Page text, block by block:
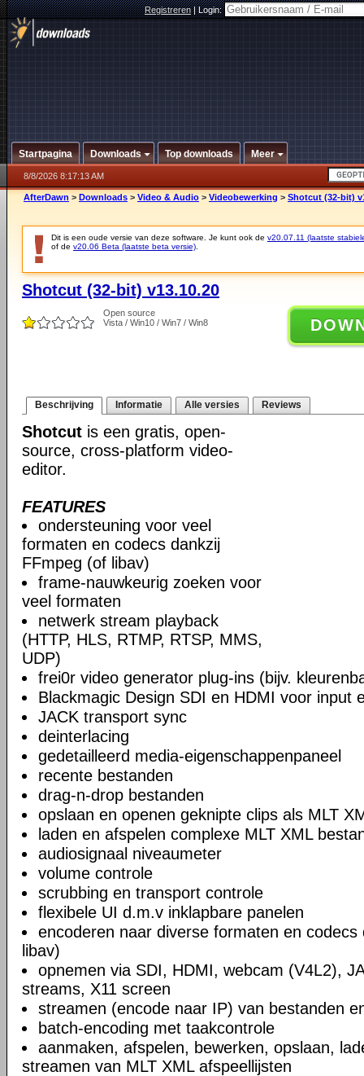
Registreren|Login:
Startpagina Downloads Top downloads Meer
8/8/2026 8:17:13 AM
AfterDawn > Downloads > Video & Audio > Videobewerking > Shotcut (32-bit)
Dit is een oude versie van deze software. Je kunt ook de v20.07.11 (laatste
of de v20.06 Beta (laatste beta versie)
Shotcut (32-bit) v13.10.20
Open source
Vista / Win10 / Win7 / Win8
Beschrijving Informatie Alle versies Reviews
Shotcut is een gratis, open-
source, cross-platform video-
editor.
FEATURES
ondersteuning voor veel
formaten en codecs dankzij
FFmpeg (of libav)
frame-nauwkeurig zoeken voor
veel formaten
netwerk stream playback
(HTTP, HLS, RTMP, RTSP, MMS,
UDP)
frei0r video generator plug-ins (bijv.
Blackmagic Design SDI en HDMI voor input
JACK transport sync
deinterlacing
gedetailleerd media-eigenschappenpaneel
recente bestanden
drag-n-drop bestanden
opslaan en openen geknipte clips als MLT
laden en afspelen complexe MLT XML
audiosignaal niveaumeter
volume controle
scrubbing en transport controle
flexibele UI d.m.v inklapbare panelen
encoderen naar diverse formaten en codecs
libav)
opnemen via SDI, HDMI, webcam (V4L2),
streams, X11 screen
streamen (encode naar IP) van bestanden
batch-encoding met taakcontrole
aanmaken, afspelen, bewerken, opslaan,
streamen van MLT XML afspeellijsten